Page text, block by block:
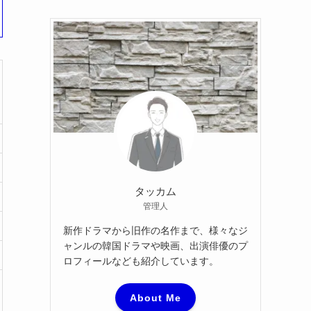
イ
ブ
タッカム
管理人
新作ドラマから旧作の名作まで、様々なジ
ャンルの韓国ドラマや映画、出演俳優のプ
ロフィールなども紹介しています。
About Me